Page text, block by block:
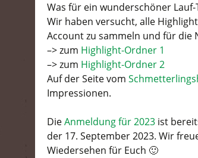
Was für ein wunderschöner Lauf-
Wir haben versucht, alle
Account zu sammeln und für die
–> zum Highlight-Ordner 1
–> zum Highlight-Ordner 2
Auf der Seite vom
Impressionen.
DieAnmeldung für 2023 ist
der 17. September 2023. Wir
Wiedersehen für Euch 🙂